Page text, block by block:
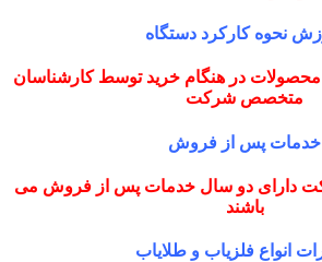
نحوه کارکرد دستگاه
محصولات در هنگام خرید توسط کارشناسان
متخصص شرکت
خدمات پس از فروش
دارای دو سال خدمات پس از فروش می
باشند
انواع فلزیاب و طلایاب